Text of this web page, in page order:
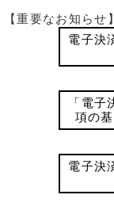
【重要なお知らせ】
電子決
「電
項の
電子決